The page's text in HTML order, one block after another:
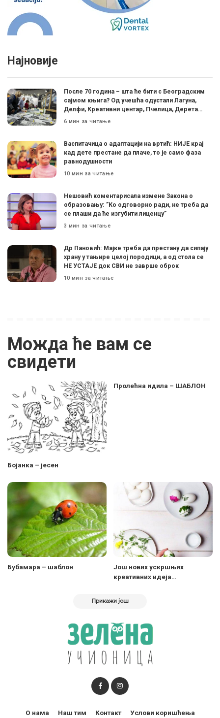
Најновије
После 70 година – шта ће бити с Београдским
сајмом књига? Од учешћа одустали Лагуна,
Делфи, Креативни центар, Пчелица, Дерета…
6 мин за читање
Васпитачица о адаптацији на вртић: НИЈЕ крај
кад дете престане да плаче, то је само фаза
равнодушности
10 мин за читање
Нешовић коментарисала измене Закона о
образовању: ”Ко одговорно ради, не треба да
се плаши да ће изгубити лиценцу”
3 мин за читање
Др Пановић: Мајке треба да престану да сипају
храну у тањире целој породици, а од стола се
НЕ УСТАЈЕ док СВИ не заврше оброк
10 мин за читање
Можда ће вам се
свидети
Бојанка – јесен
Пролећна идила – ШАБЛОН
Бубамара – шаблон
Још нових ускршњих
креативних идеја…
Прикажи још
О нама Наш тим Контакт Услови коришћења